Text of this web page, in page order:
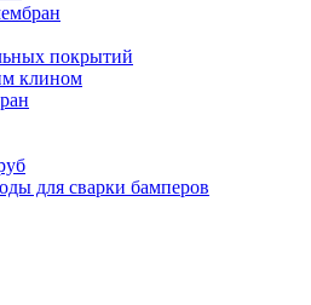
покрытий
клином
для сварки бамперов